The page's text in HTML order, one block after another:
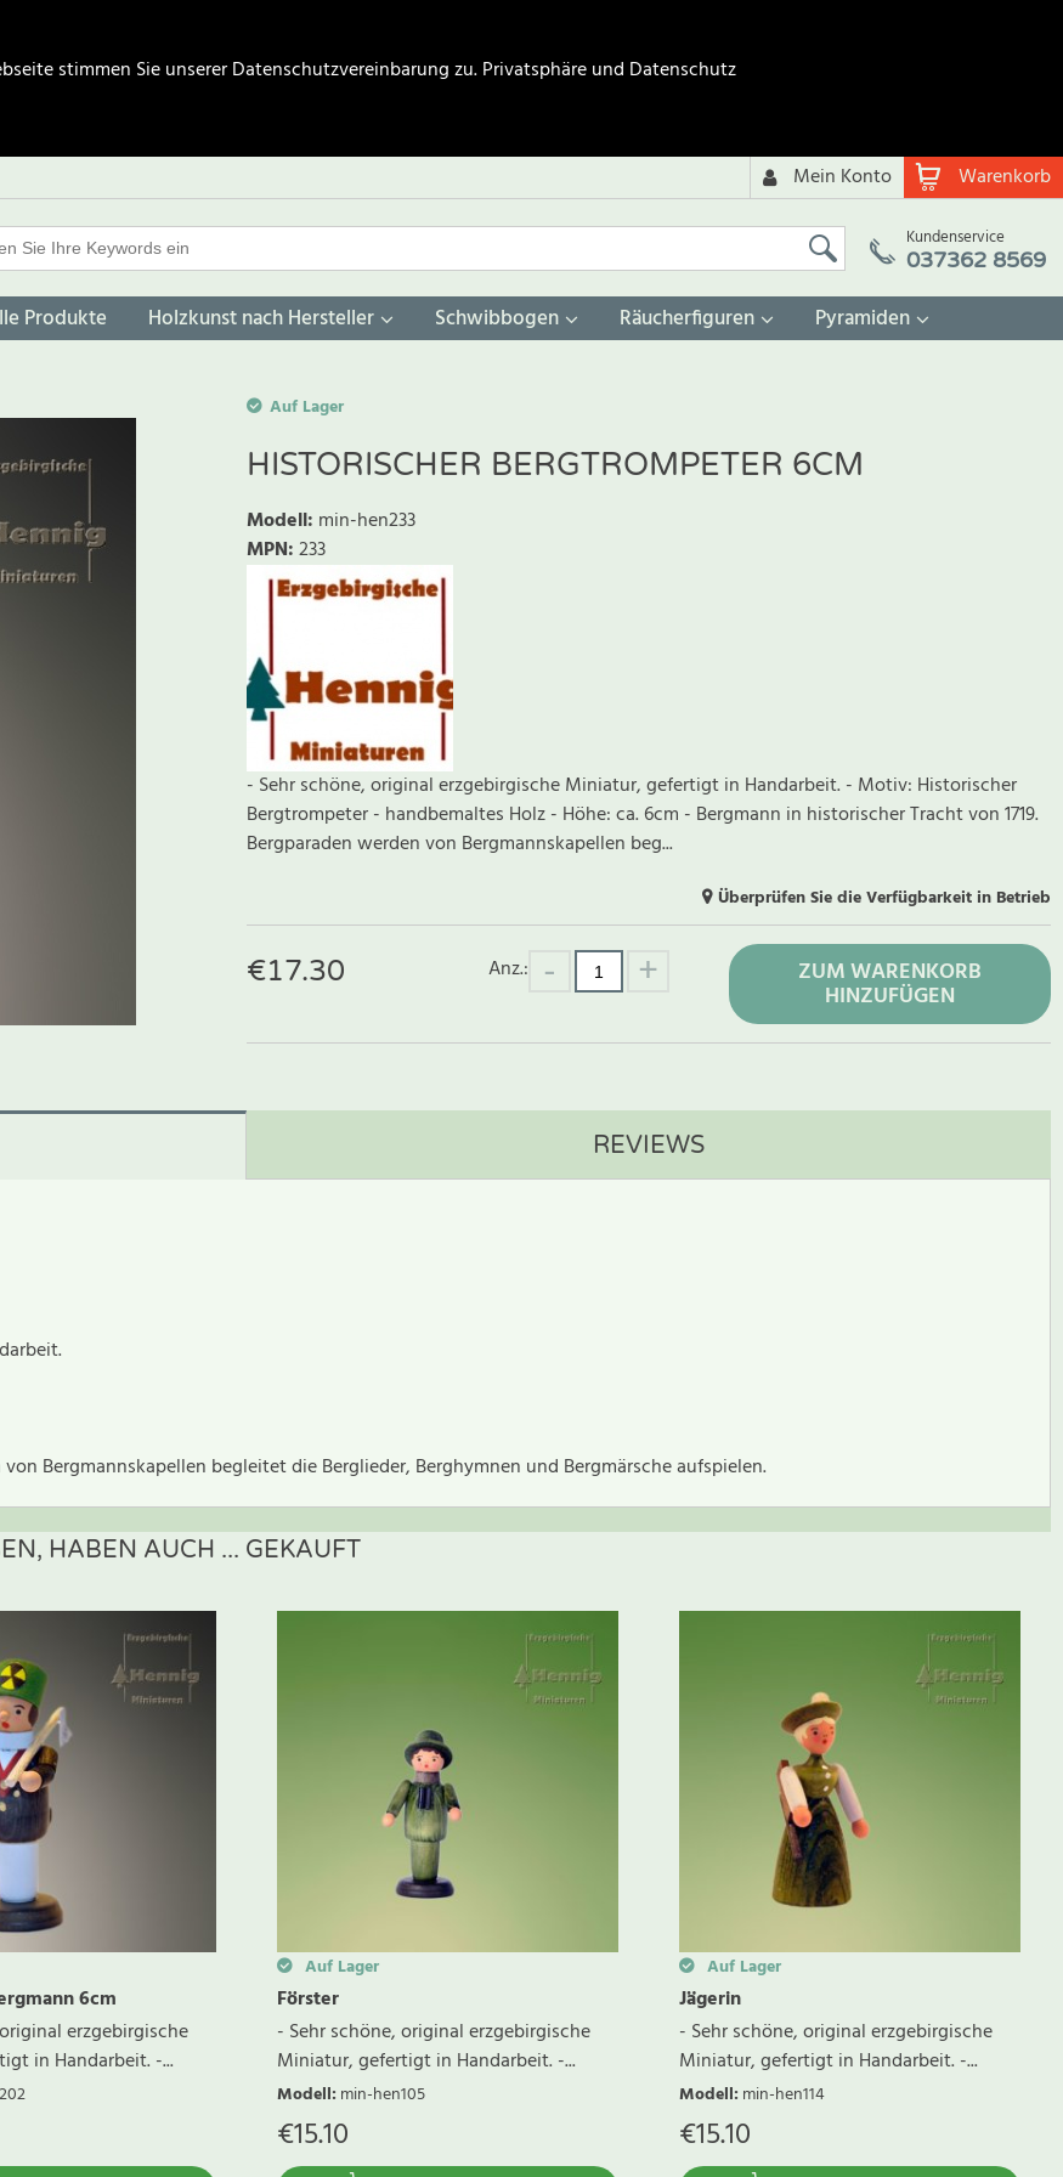
stimmen Sie unserer Datenschutzvereinbarung zu.Privatsphäre und Datenschutz
Warenkorb
Mein Konto
Kundenservice
037362 8569
Produkte Holzkunst nach Hersteller Schwibbogen Räucherfiguren Pyramiden
Auf Lager
HISTORISCHER BERGTROMPETER 6CM
Modell: min-hen233
MPN:233
- Sehr schöne, original erzgebirgische Miniatur, gefertigt in Handarbeit. - Motiv: Historischer
Bergtrompeter - handbemaltes Holz - Höhe: ca. 6cm - Bergmann in historischer Tracht von 1719.
Bergparaden werden von Bergmannskapellen beg...
Überprüfen Sie die Verfügbarkeit in Betrieb
€17.30 Anz.: ZUM WARENKORB
HINZUFÜGEN
REVIEWS
Bergmannskapellen begleitet die Berglieder, Berghymnen und Bergmärsche aufspielen.
schreiben
HABEN AUCH ... GEKAUFT
6cm
erzgebirgische
in Handarbeit. -...
Auf Lager
Förster
- Sehr schöne, original erzgebirgische
Miniatur, gefertigt in Handarbeit. -...
Modell: min-hen105
€15.10
Auf Lager
Jägerin
- Sehr schöne, original erzgebirgische
Miniatur, gefertigt in Handarbeit. -...
Modell: min-hen114
€15.10